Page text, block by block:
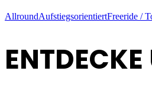
AllroundAufstiegsorientiertFreeride /